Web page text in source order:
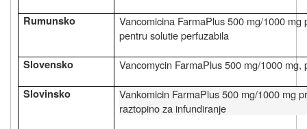
Rumunsko Vancomicina FarmaPlus500 mg/1000 mg
pentru solutie perfuzabila
Slovensko Vancomycin FarmaPlus500 mg/1000 mg,
Slovinsko Vankomicin FarmaPlus500 mg/1000 mg
raztopino zainfundiranje